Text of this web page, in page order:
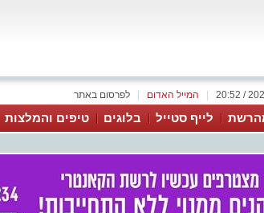
לפרסום באתר המייל האדום
לייף סטייל בלוגים טיפים והמלצות